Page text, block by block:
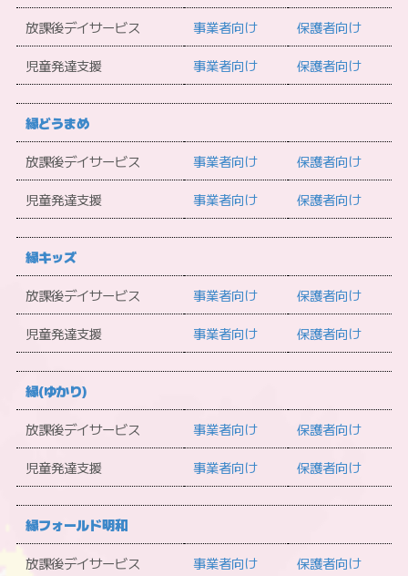
放課後デイサービス
事業者向け
保護者向け
児童発達支援
事業者向け 保護者向け
縁どうまめ
放課後デイサービス
事業者向け
保護者向け
児童発達支援
事業者向け 保護者向け
縁キッズ
放課後デイサービス
事業者向け
保護者向け
児童発達支援
事業者向け 保護者向け
縁(ゆかり)
放課後デイサービス
事業者向け
保護者向け
児童発達支援
事業者向け 保護者向け
縁フォールド明和
放課後デイサービス
事業者向け
保護者向け